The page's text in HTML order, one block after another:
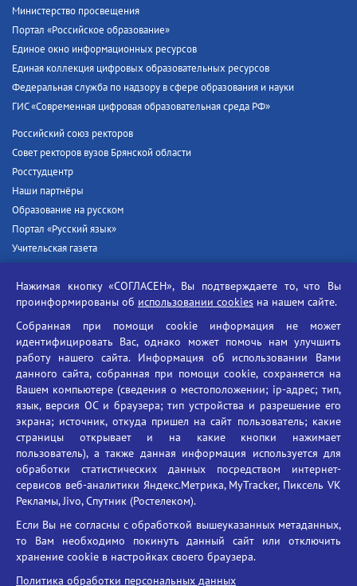
Министерство просвещения
Портал «Российское образование»
Единое окно информационных ресурсов
Единая коллекция цифровых образовательных ресурсов
Федеральная служба по надзору в сфере образования и науки
ГИС «Современная цифровая образовательная среда РФ»
Российский союз ректоров
Совет ректоров вузов Брянской области
Росстудцентр
Наши партнёры
Образование на русском
Портал «Русский язык»
Учительская газета
Единый портал государственных услуг
Противодействие угрозам информационной безопасности
Социальные ролики - Генеральная прокуратура РФ
Противодействие коррупции
БГУ против наркотиков
Брянский государственный университет
имени академика И.Г. Петровского
Время работы: пн-пт 09:00-18:00
E-mail: bryanskgu@mail.ru
Телефон: +7(4832)58-90-85
Нажимая кнопку «СОГЛАСЕН», Вы подтверждаете то, что Вы
проинформированы об использовании cookies на нашем сайте.
Собранная при помощи cookie информация не может
идентифицировать Вас, однако может помочь нам улучшить
работу нашего сайта. Информация об использовании Вами
данного сайта, собранная при помощи cookie, сохраняется на
Вашем компьютере (сведения о местоположении; ip-адрес; тип,
язык, версия ОС и браузера; тип устройства и разрешение его
экрана; источник, откуда пришел на сайт пользователь; какие
страницы открывает и на какие кнопки нажимает
пользователь), а также данная информация используется для
обработки статистических данных посредством интернет-
сервисов веб-аналитики Яндекс.Метрика, MyTracker, Пиксель VK
Рекламы, Jivo, Спутник (Ростелеком).
Если Вы не согласны с обработкой вышеуказанных метаданных,
то Вам необходимо покинуть данный сайт или отключить
хранение cookie в настройках своего браузера.
Политика обработки персональных данных